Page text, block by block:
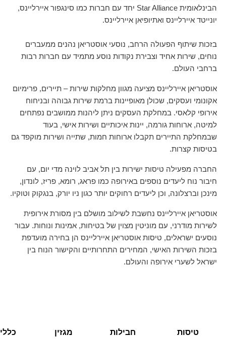
הבינלאומית Star Alliance יחד עם חברות כמו סינגפור איירליינס,
יונייטד איירליינס ואתיופיאן איירליינס.
בזכות שיתוף הפעולה הרחב, נוסעי אוסטריאן נהנים ממעברים
נוחים, שירות אחיד וצבירת נקודות נוסע מתמיד עם חברות רבות
ברחבי העולם.
אוסטריאן איירליינס מציעה מגוון מחלקות שירות – תיירים, פרימיום
אקונומי ועסקים, שכולן מאופיינות ברמת שירות גבוהה ובניחוח
אירופי קלאסי. במחלקת העסקים ניתן ליהנות ממושבים נפתחים
למיטה, ארוחות גורמה, יינות איכותיים ושירות אישי, בעוד
שבמחלקת התיירים תקבלו ארוחות חמות, שתייה ושירות מוקפד גם
בטיסות קצרות.
החברה מפעילה טיסות ישירות בין תל אביב לוינה מדי יום, עם
חיבור נוח ליעדים נוספים באירופה כמו פראג, רומא, פריז, לונדון,
מינכן וברצלונה, וכן ליעדים רחוקים יותר כגון ניו יורק, בנגקוק וטוקיו.
אוסטריאן איירליינס נחשבת לשילוב מושלם בין מסורת אירופית
לשירות מודרני, עם מוניטין מצוין של בטיחות, אמינות ונוחות. עבור
נוסעים ישראלים, טיסות אוסטריאן איירליינס הן בחירה מועדפת
בזכות השירות האישי, המחירים התחרותיים והקישור הנוח בין
ישראל לשערי אירופה והעולם.
טיסות
חבילות
מגזין
כללי